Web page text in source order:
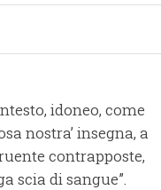
idoneo, come
nostra’ insegna, a
contrapposte,
scia di sangue”.